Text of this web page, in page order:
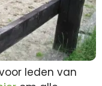
leden van